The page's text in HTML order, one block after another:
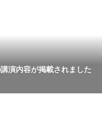
演内容が掲載されました